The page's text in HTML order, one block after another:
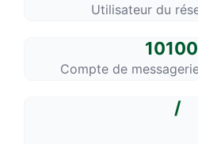
Utilisateur du
Compte de
/